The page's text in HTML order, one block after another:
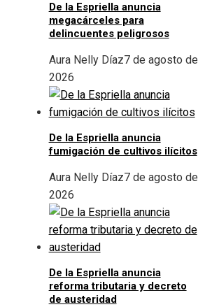
De la Espriella anuncia
megacárceles para
delincuentes peligrosos
Aura Nelly Díaz7 de agosto de
2026
De la Espriella anuncia
fumigación de cultivos ilícitos
Aura Nelly Díaz7 de agosto de
2026
De la Espriella anuncia
reforma tributaria y decreto
de austeridad